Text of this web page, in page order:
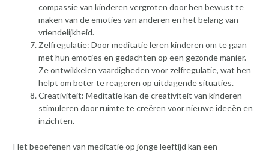
compassie van kinderen vergroten door hen bewust te
maken van de emoties van anderen en het belang van
vriendelijkheid.
Zelfregulatie: Door meditatie leren kinderen om te gaan
met hun emoties en gedachten op een gezonde manier.
Ze ontwikkelen vaardigheden voor zelfregulatie, wat hen
helpt om beter te reageren op uitdagende situaties.
Creativiteit: Meditatie kan de creativiteit van kinderen
stimuleren door ruimte te creëren voor nieuwe ideeën en
inzichten.
Het beoefenen van meditatie op jonge leeftijd kan een